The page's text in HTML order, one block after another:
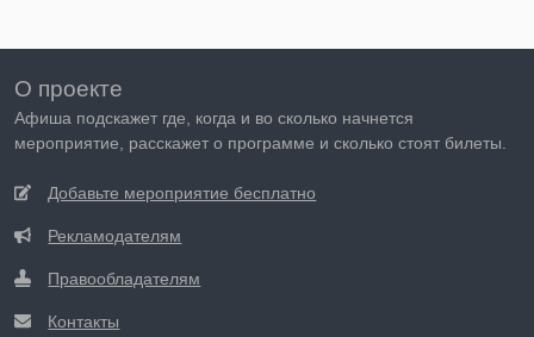
О проекте
Афиша подскажет где, когда и во сколько начнется
мероприятие, расскажет о программе и сколько стоят билеты.
Добавьте мероприятие бесплатно
Рекламодателям
Правообладателям
Контакты